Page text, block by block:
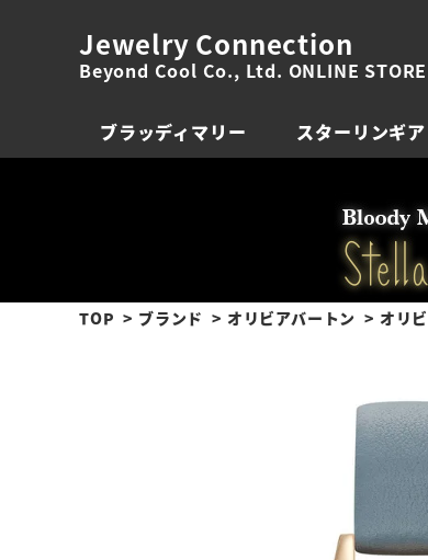
Jewelry Connection
Beyond Cool Co., Ltd. ONLINE STORE
ブラッディマリー スターリンギア
TOP ブランド オリビアバートン オリ